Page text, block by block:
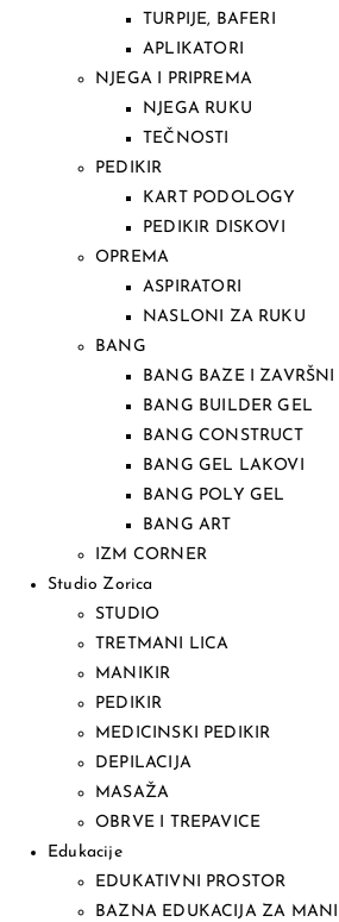
TURPIJE, BAFERI
APLIKATORI
NJEGA I PRIPREMA
NJEGA RUKU
TEČNOSTI
PEDIKIR
KART PODOLOGY
PEDIKIR DISKOVI
OPREMA
ASPIRATORI
NASLONI ZA RUKU
BANG
BANG BAZE I ZAVRŠNI
BANG BUILDER GEL
BANG CONSTRUCT
BANG GEL LAKOVI
BANG POLY GEL
BANG ART
IZM CORNER
Studio Zorica
STUDIO
TRETMANI LICA
MANIKIR
PEDIKIR
MEDICINSKI PEDIKIR
DEPILACIJA
MASAŽA
OBRVE I TREPAVICE
Edukacije
EDUKATIVNI PROSTOR
BAZNA EDUKACIJA ZA